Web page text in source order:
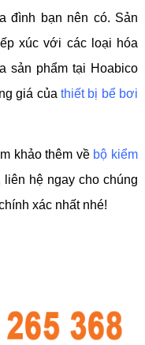
đình bạn nên có. Sản
xúc với các loại hóa
sản phẩm tại Hoabico
giá củathiết bị bể bơi
khảo thêm về bộ kiểm
hệ ngay cho chúng
xác nhất nhé!